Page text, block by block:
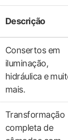
Descrição
Consertos em
iluminação,
hidráulica⁤ e
mais.
Transformação
completa de